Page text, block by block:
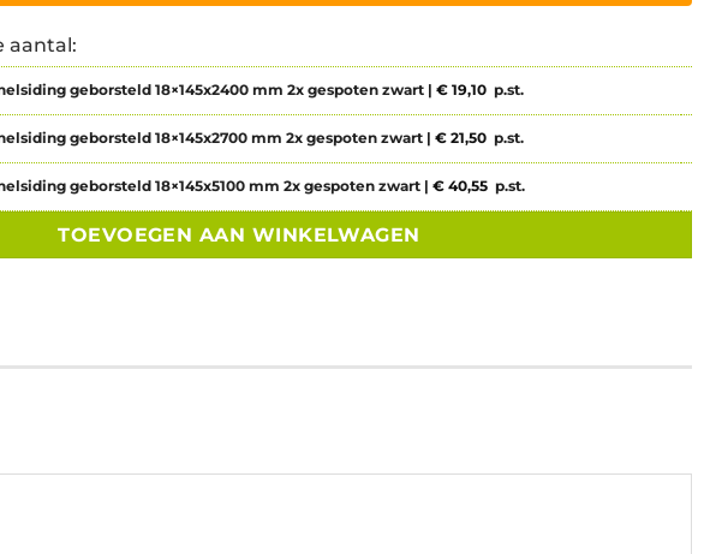
aantal:
mm 2x gespoten zwart aantal
geborsteld 18×145x2400 mm 2x gespoten zwart |€ 19,10 p.st.
mm 2x gespoten zwart aantal
geborsteld 18×145x2700 mm 2x gespoten zwart |€ 21,50 p.st.
mm 2x gespoten zwart aantal
geborsteld 18×145x5100 mm 2x gespoten zwart |€ 40,55 p.st.
TOEVOEGEN AAN WINKELWAGEN